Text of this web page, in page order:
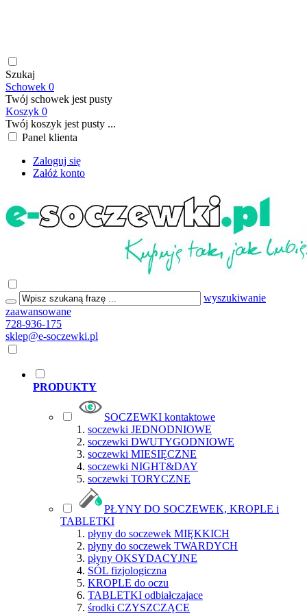
Szukaj
Schowek 0
Twój schowek jest pusty
Koszyk 0
Twój koszyk jest pusty ...
Panel klienta
Zaloguj się
Załóż konto
wyszukiwanie
zaawansowane
728-936-175
sklep@e-soczewki.pl
PRODUKTY
SOCZEWKI kontaktowe
soczewki JEDNODNIOWE
soczewki DWUTYGODNIOWE
soczewki MIESIĘCZNE
soczewki NIGHT&DAY
soczewki TORYCZNE
PŁYNY DO SOCZEWEK, KROPLE i
TABLETKI
płyny do soczewek MIĘKKICH
płyny do soczewek TWARDYCH
płyny OKSYDACYJNE
SÓL fizjologiczna
KROPLE do oczu
TABLETKI odbiałczajace
środki CZYSZCZĄCE